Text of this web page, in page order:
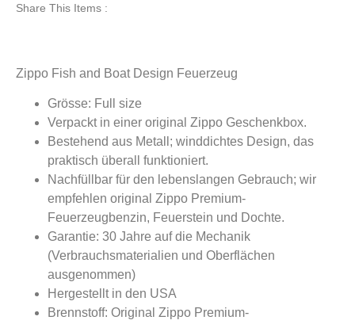
Share This Items :
Zippo Fish and Boat Design Feuerzeug
Grösse: Full size
Verpackt in einer original Zippo Geschenkbox.
Bestehend aus Metall; winddichtes Design, das
praktisch überall funktioniert.
Nachfüllbar für den lebenslangen Gebrauch; wir
empfehlen original Zippo Premium-
Feuerzeugbenzin, Feuerstein und Dochte.
Garantie: 30 Jahre auf die Mechanik
(Verbrauchsmaterialien und Oberflächen
ausgenommen)
Hergestellt in den USA
Brennstoff: Original Zippo Premium-